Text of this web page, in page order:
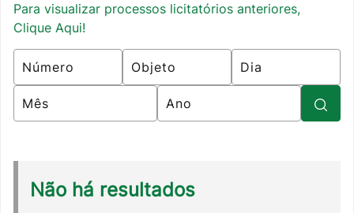
Para visualizar processos licitatórios anteriores,
Clique Aqui!
Não há resultados